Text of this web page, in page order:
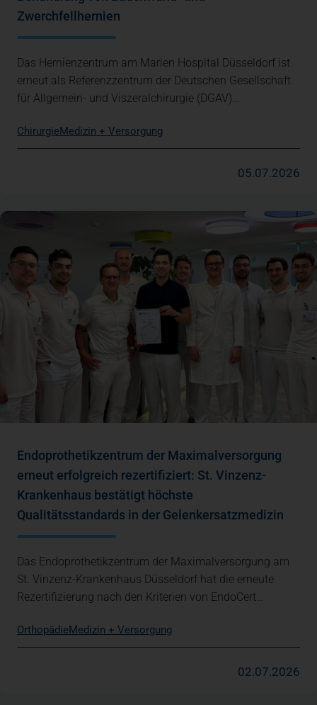
Zwerchfellhernien
Das Hernienzentrum am Marien Hospital Düsseldorf ist
erneut als Referenzzentrum der Deutschen Gesellschaft
für Allgemein- und Viszeralchirurgie (DGAV)…
Chirurgie Medizin + Versorgung
05.07.2026
Endoprothetikzentrum der Maximalversorgung
erneut erfolgreich rezertifiziert: St. Vinzenz-
Krankenhaus bestätigt höchste
Qualitätsstandards in der Gelenkersatzmedizin
Das Endoprothetikzentrum der Maximalversorgung am
St. Vinzenz-Krankenhaus Düsseldorf hat die erneute
Rezertifizierung nach den Kriterien von EndoCert…
OrthopädieMedizin + Versorgung
02.07.2026